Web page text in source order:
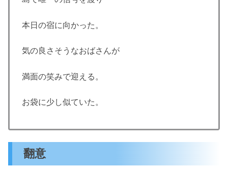
本日の宿に向かった。
気の良さそうなおばさんが
満面の笑みで迎える。
お袋に少し似ていた。
翻意